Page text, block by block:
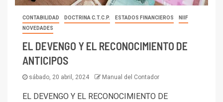
CONTABILIDAD DOCTRINA C.T.C.P. ESTADOS FINANCIEROS
NIIF
NOVEDADES
EL DEVENGO Y EL RECONOCIMIENTO DE
ANTICIPOS
sábado, 20 abril, 2024 Manual del Contador
EL DEVENGO Y EL RECONOCIMIENTO DE